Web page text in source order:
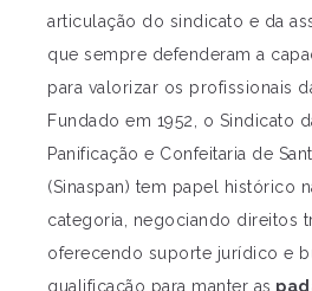
articulação do sindicato e da
que sempre defenderam a
para valorizar os profissionais
Fundado em 1952, o Sindicato
Panificação e Confeitaria de
(Sinaspan) tem papel histórico
categoria, negociando direitos
oferecendo suporte jurídico e
qualificação para manter as